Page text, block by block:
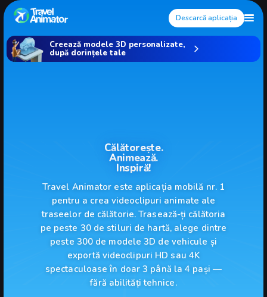
Descarcă aplicația
Creează modele 3D personalizate,
după dorințele tale
Călătorește.
Animează.
Inspiră!
Travel Animator este aplicația mobilă nr. 1
pentru a crea videoclipuri animate ale
traseelor de călătorie. Trasează-ți călătoria
pe peste 30 de stiluri de hartă, alege dintre
peste 300 de modele 3D de vehicule și
exportă videoclipuri HD sau 4K
spectaculoase în doar 3 până la 4 pași —
fără abilități tehnice.